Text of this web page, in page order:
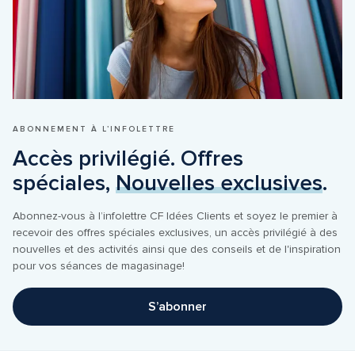
ABONNEMENT À L’INFOLETTRE
Accès privilégié. Offres
spéciales, Nouvelles exclusives.
Abonnez-vous à l’infolettre CF Idées Clients et soyez le premier à
recevoir des offres spéciales exclusives, un accès privilégié à des
nouvelles et des activités ainsi que des conseils et de l'inspiration
pour vos séances de magasinage!
S’abonner